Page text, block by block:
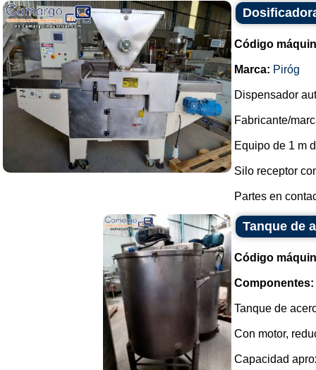
Código
Marca: Piróg
Dispensador
Fabricante/
Equipo de 1 m
Silo receptor
Partes en
Tanque de
Código
Componentes:
Tanque de
Con motor,
Capacidad